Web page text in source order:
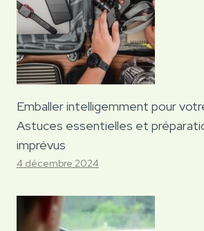
Emballer intelligemment pour
Astuces essentielles et
imprévus
4 décembre 2024